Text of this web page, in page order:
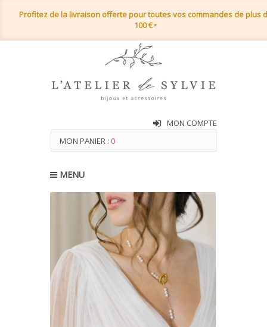
Profitez de la livraison offerte pour toutes vos commandes de plus
100 €*
MON COMPTE
MON PANIER : 0
MENU